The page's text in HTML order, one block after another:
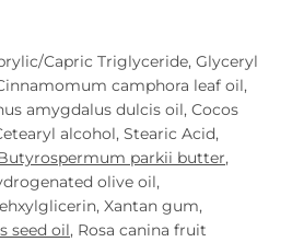
Capric Triglyceride, Glyceryl
camphora leaf oil,
amygdalus dulcis oil, Cocos
alcohol, Stearic Acid,
parkii butter,
olive oil,
Xantan gum,
seed oil, Rosa canina fruit